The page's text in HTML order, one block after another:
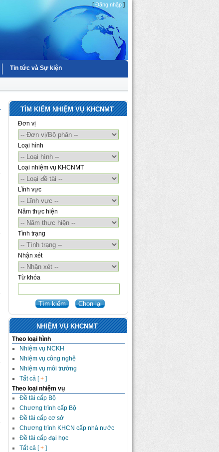
[Đăng nhập ]
Tin tức và Sự kiện
TÌM KIẾM NHIỆM VỤ KHCNMT
Đơn vị
Loại hình
Loại nhiệm vụ KHCNMT
Lĩnh vực
Năm thực hiện
Tình trạng
Nhận xét
Từ khóa
NHIỆM VỤ KHCNMT
Theo loại hình
Nhiệm vụ NCKH
Nhiệm vụ công nghệ
Nhiệm vụ môi trường
Tất cả [+ ]
Theo loại nhiệm vụ
Đề tài cấp Bộ
Chương trình cấp Bộ
Đề tài cấp cơ sở
Chương trình KHCN cấp nhà nước
Đề tài cấp đại học
Tất cả [+ ]